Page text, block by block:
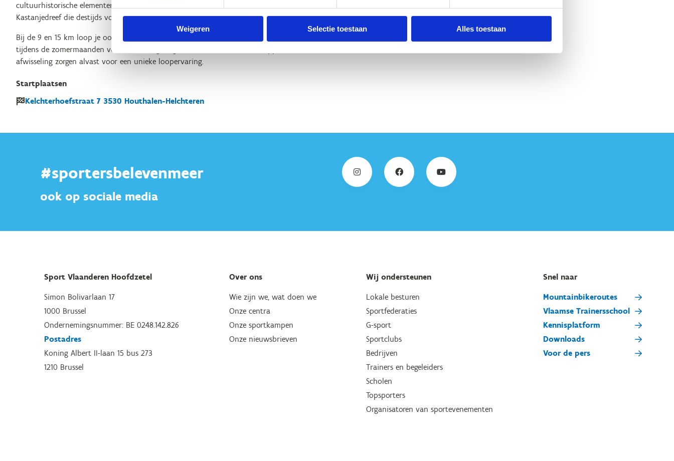
Weigeren Selectie toestaan Alles toestaan
cultuurhistorische elementen. Zo loop je onder andere door de meer dan 200 jaar oude
Kastanjedreef die destijds voor de verbinding zorgde tussen Houthalen en de abdij.
Bij de 9 en 15 km loop je ook in de buurt van de Plas, een zwemvijver van 20 hectare die
tijdens de zomermaanden voor verkoeling zorgt. De variatie aan landschappen en de
afwisseling zorgen alvast voor een unieke loopervaring.
Startplaatsen
Kelchterhoefstraat 7 3530 Houthalen-Helchteren
#sportersbelevenmeer
ook op sociale media
Sport Vlaanderen Hoofdzetel
Simon Bolivarlaan 17
1000 Brussel
Ondernemingsnummer: BE 0248.142.826
Postadres
Koning Albert II-laan 15 bus 273
1210 Brussel
Over ons
Wie zijn we, wat doen we
Onze centra
Onze sportkampen
Onze nieuwsbrieven
Wij ondersteunen
Lokale besturen
Sportfederaties
G-sport
Sportclubs
Bedrijven
Trainers en begeleiders
Scholen
Topsporters
Organisatoren van sportevenementen
Snel naar
Mountainbikeroutes
Vlaamse Trainersschool
Kennisplatform
Downloads
Voor de pers